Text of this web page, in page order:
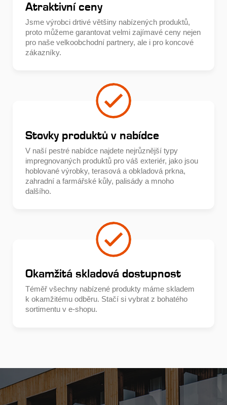
Atraktivní ceny
Jsme výrobci drtivé většiny nabízených produktů,
proto můžeme garantovat velmi zajímavé ceny nejen
pro naše velkoobchodní partnery, ale i pro koncové
zákazníky.
Stovky produktů v nabídce
V naší pestré nabídce najdete nejrůznější typy
impregnovaných produktů pro váš exteriér, jako jsou
hoblované výrobky, terasová a obkladová prkna,
zahradní a farmářské kůly, palisády a mnoho
dalšího.
Okamžitá skladová dostupnost
Téměř všechny nabízené produkty máme skladem
k okamžitému odběru. Stačí si vybrat z bohatého
sortimentu v e-shopu.